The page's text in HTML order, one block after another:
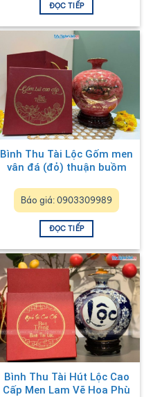
ĐỌC TIẾP
Bình Thu Tài Lộc Gốm men
vân đá (đỏ) thuận buồm
Báo giá: 0903309989
ĐỌC TIẾP
Bình Thu Tài Hút Lộc Cao
Cấp Men Lam Vẽ Hoa Phù